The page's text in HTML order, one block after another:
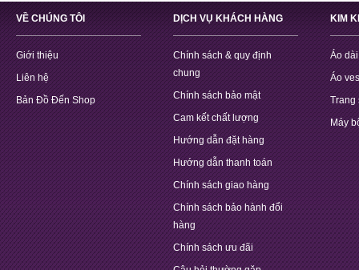
VỀ CHÚNG TÔI
Giới thiệu
Liên hệ
Bản Đồ Đến Shop
DỊCH VỤ KHÁCH HÀNG
Chính sách & quy định
chung
Chính sách bảo mật
Cam kết chất lượng
Hướng dẫn đặt hàng
Hướng dẫn thanh toán
Chính sách giao hàng
Chính sách bảo hành đổi
hàng
Chính sách ưu đãi
KIM
Áo
Áo
Trang
Máy